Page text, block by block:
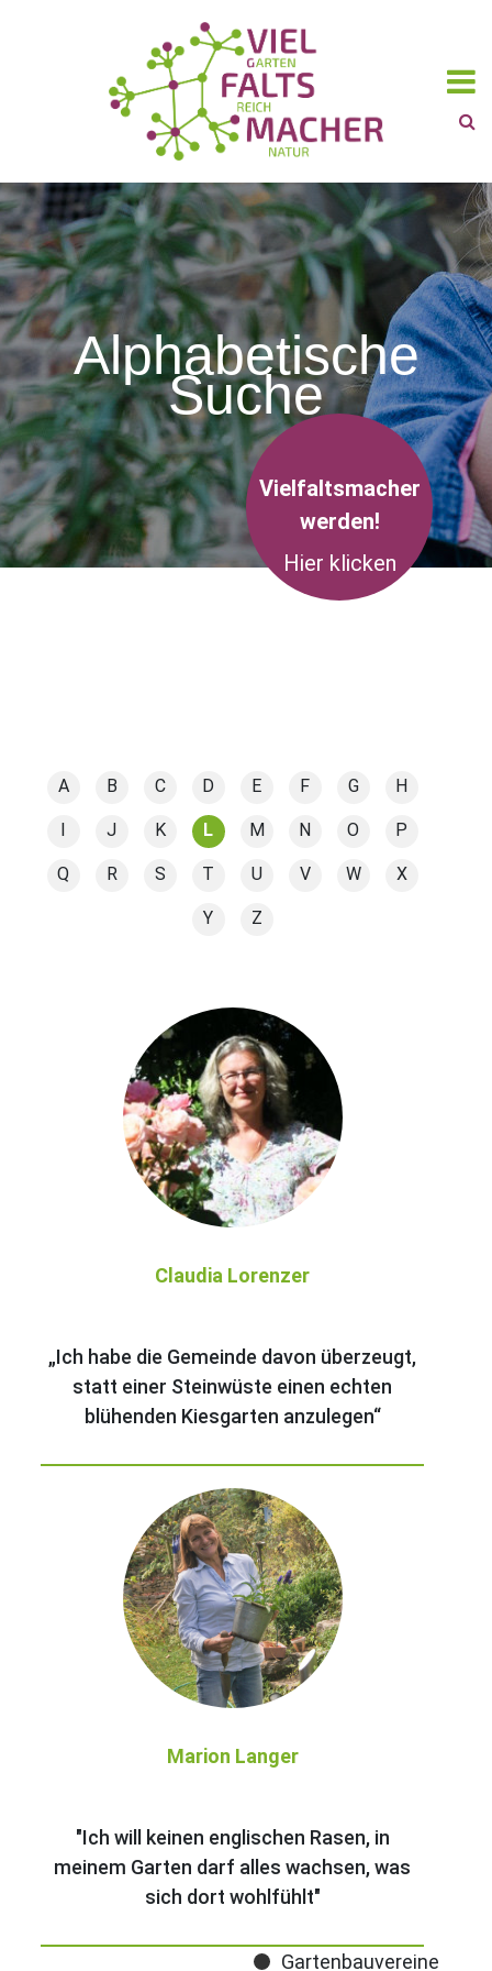
Alphabetische
Suche
Vielfaltsmacher
werden!
Hier klicken
A B C D E F G H
I J K L M N O P
Q R S T U V W X
Y Z
Claudia Lorenzer
„Ich habe die Gemeinde davon überzeugt,
statt einer Steinwüste einen echten
blühenden Kiesgarten anzulegen“
Marion Langer
"Ich will keinen englischen Rasen, in
meinem Garten darf alles wachsen, was
sich dort wohlfühlt"
Gartenbauvereine